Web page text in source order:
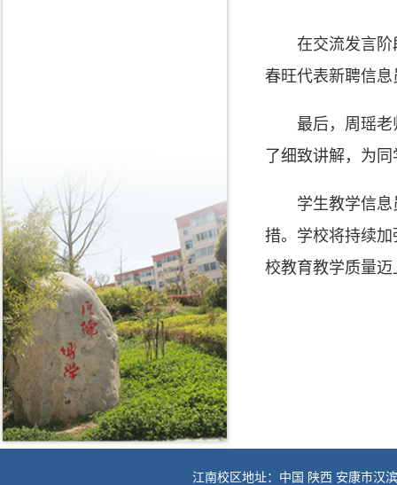
在交流发言
春旺代表新聘信
最后，周瑶
了细致讲解，为
学生教学信
措。学校将持续
校教育教学质量
江南校区地址：中国 陕西 安康市